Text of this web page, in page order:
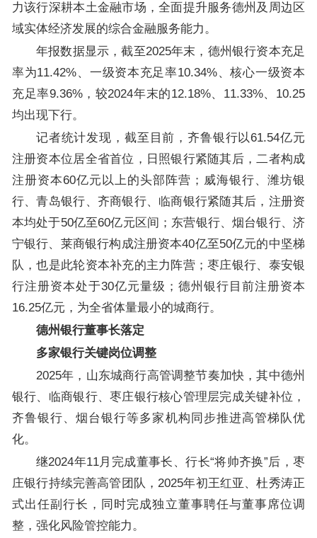
力该行深耕本土金融市场，全面提升服务德州及周边区
域实体经济发展的综合金融服务能力。
年报数据显示，截至2025年末，德州银行资本充足
率为11.42%、一级资本充足率10.34%、核心一级资本
充足率9.36%，较2024年末的12.18%、11.33%、10.25
均出现下行。
记者统计发现，截至目前，齐鲁银行以61.54亿元
注册资本位居全省首位，日照银行紧随其后，二者构成
注册资本60亿元以上的头部阵营；威海银行、潍坊银
行、青岛银行、齐商银行、临商银行紧随其后，注册资
本均处于50亿至60亿元区间；东营银行、烟台银行、济
宁银行、莱商银行构成注册资本40亿至50亿元的中坚梯
队，也是此轮资本补充的主力阵营；枣庄银行、泰安银
行注册资本处于30亿元量级；德州银行目前注册资本
16.25亿元，为全省体量最小的城商行。
德州银行董事长落定
多家银行关键岗位调整
2025年，山东城商行高管调整节奏加快，其中德州
银行、临商银行、枣庄银行核心管理层完成关键补位，
齐鲁银行、烟台银行等多家机构同步推进高管梯队优
化。
继2024年11月完成董事长、行长“将帅齐换”后，枣
庄银行持续完善高管团队，2025年初王红亚、杜秀涛正
式出任副行长，同时完成独立董事聘任与董事席位调
整，强化风险管控能力。